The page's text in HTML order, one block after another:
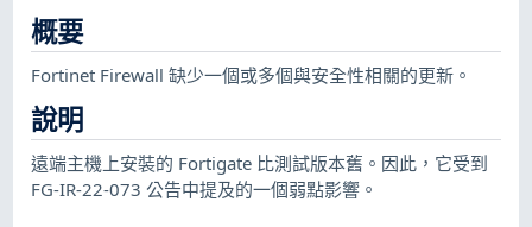
概要
Fortinet Firewall 缺少一個或多個與安全性相關的更新。
說明
遠端主機上安裝的 Fortigate 比測試版本舊。因此，它受到
FG-IR-22-073 公告中提及的一個弱點影響。